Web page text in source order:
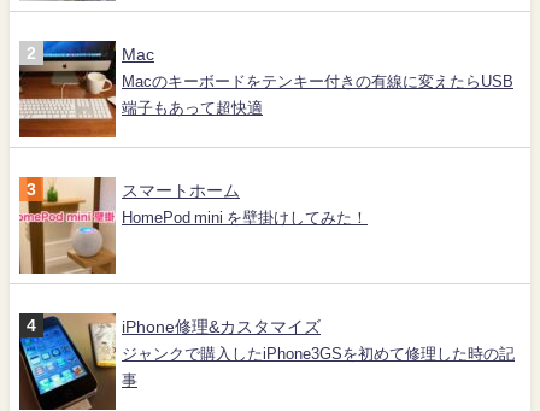
Mac
Macのキーボードをテンキー付きの有線に変えたらUSB
端子もあって超快適
スマートホーム
HomePod mini を壁掛けしてみた！
iPhone修理&カスタマイズ
ジャンクで購入したiPhone3GSを初めて修理した時の記
事